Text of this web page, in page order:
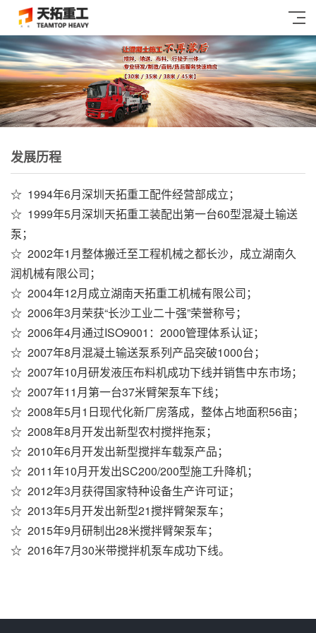
发展历程
☆ 1994年6月深圳天拓重工配件经营部成立；
☆ 1999年5月深圳天拓重工装配出第一台60型混凝土输送
泵；
☆ 2002年1月整体搬迁至工程机械之都长沙，成立湖南久
润机械有限公司；
☆ 2004年12月成立湖南天拓重工机械有限公司；
☆ 2006年3月荣获“长沙工业二十强”荣誉称号；
☆ 2006年4月通过ISO9001：2000管理体系认证；
☆ 2007年8月混凝土输送泵系列产品突破1000台；
☆ 2007年10月研发液压布料机成功下线并销售中东市场；
☆ 2007年11月第一台37米臂架泵车下线；
☆ 2008年5月1日现代化新厂房落成，整体占地面积56亩；
☆ 2008年8月开发出新型农村搅拌拖泵；
☆ 2010年6月开发出新型搅拌车载泵产品；
☆ 2011年10月开发出SC200/200型施工升降机；
☆ 2012年3月获得国家特种设备生产许可证；
☆ 2013年5月开发出新型21搅拌臂架泵车；
☆ 2015年9月研制出28米搅拌臂架泵车；
☆ 2016年7月30米带搅拌机泵车成功下线。